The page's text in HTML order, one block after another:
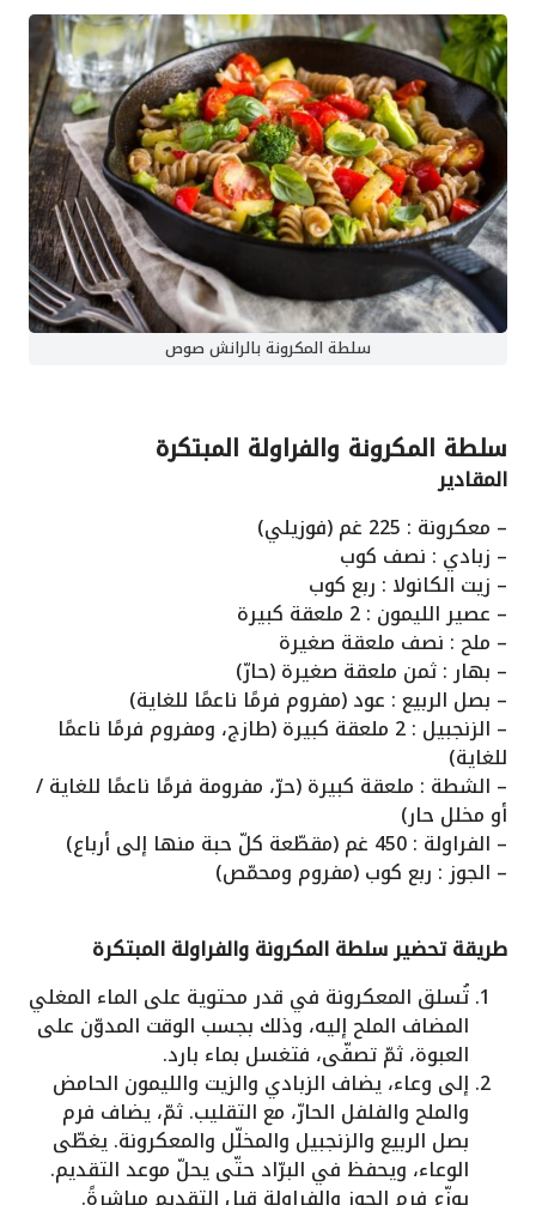
سلطة المكرونة بالرانش صوص
سلطة المكرونة والفراولة المبتكرة
المقادير
– معكرونة : 225 غم (فوزيلي)
– زبادي : نصف كوب
– زيت الكانولا : ربع كوب
– عصير الليمون : 2 ملعقة كبيرة
– ملح : نصف ملعقة صغيرة
– بهار : ثمن ملعقة صغيرة (حارّ)
– بصل الربيع : عود (مفروم فرمًا ناعمًا للغاية)
– الزنجبيل : 2 ملعقة كبيرة (طازج، ومفروم فرمًا ناعمًا
للغاية)
– الشطة : ملعقة كبيرة (حرّ، مفرومة فرمًا ناعمًا للغاية /
أو مخلل حار)
– الفراولة : 450 غم (مقطّعة كلّ حبة منها إلى أرباع)
– الجوز : ربع كوب (مفروم ومحمّص)
طريقة تحضير سلطة المكرونة والفراولة المبتكرة
تُسلق المعكرونة في قدر محتوية على الماء المغلي
المضاف الملح إليه، وذلك بجسب الوقت المدوّن على
العبوة، ثمّ تصفّى، فتغسل بماء بارد.
إلى وعاء، يضاف الزبادي والزيت والليمون الحامض
والملح والفلفل الحارّ، مع التقليب. ثمّ، يضاف فرم
بصل الربيع والزنجبيل والمخلّل والمعكرونة. يغطّى
الوعاء، ويحفظ في البرّاد حتّى يحلّ موعد التقديم.